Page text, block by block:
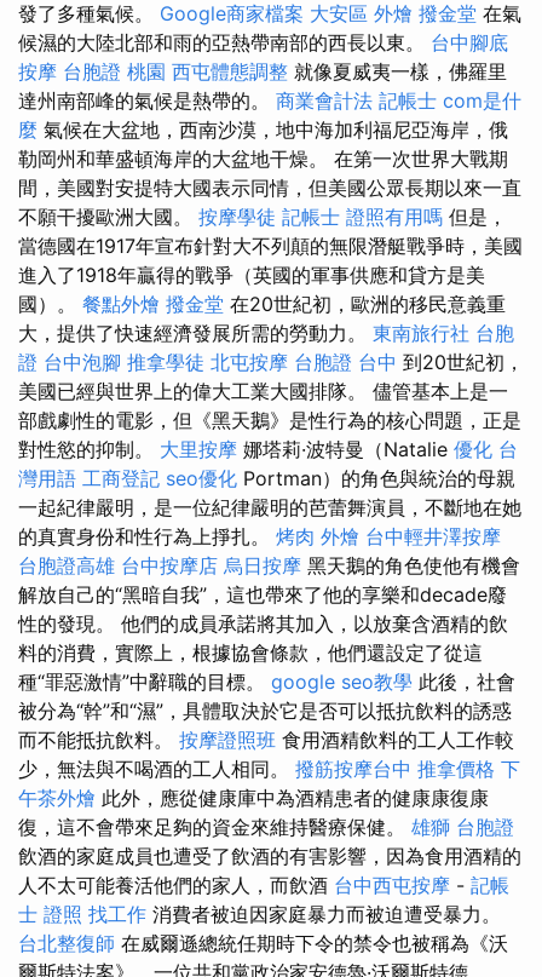
發了多種氣候。 Google商家檔案 大安區 外燴 撥金堂 在氣
候濕的大陸北部和雨的亞熱帶南部的西長以東。 台中腳底
按摩 台胞證 桃園 西屯體態調整 就像夏威夷一樣，佛羅里
達州南部峰的氣候是熱帶的。 商業會計法 記帳士 com是什
麼 氣候在大盆地，西南沙漠，地中海加利福尼亞海岸，俄
勒岡州和華盛頓海岸的大盆地干燥。 在第一次世界大戰期
間，美國對安提特大國表示同情，但美國公眾長期以來一直
不願干擾歐洲大國。 按摩學徒 記帳士 證照有用嗎 但是，
當德國在1917年宣布針對大不列顛的無限潛艇戰爭時，美國
進入了1918年贏得的戰爭（英國的軍事供應和貸方是美
國）。 餐點外燴 撥金堂 在20世紀初，歐洲的移民意義重
大，提供了快速經濟發展所需的勞動力。 東南旅行社 台胞
證 台中泡腳 推拿學徒 北屯按摩 台胞證 台中 到20世紀初，
美國已經與世界上的偉大工業大國排隊。 儘管基本上是一
部戲劇性的電影，但《黑天鵝》是性行為的核心問題，正是
對性慾的抑制。 大里按摩 娜塔莉·波特曼（Natalie 優化 台
灣用語 工商登記 seo優化 Portman）的角色與統治的母親
一起紀律嚴明，是一位紀律嚴明的芭蕾舞演員，不斷地在她
的真實身份和性行為上掙扎。 烤肉 外燴 台中輕井澤按摩
台胞證高雄 台中按摩店 烏日按摩 黑天鵝的角色使他有機會
解放自己的“黑暗自我”，這也帶來了他的享樂和decade廢
性的發現。 他們的成員承諾將其加入，以放棄含酒精的飲
料的消費，實際上，根據協會條款，他們還設定了從這
種“罪惡激情”中辭職的目標。 google seo教學 此後，社會
被分為“幹”和“濕”，具體取決於它是否可以抵抗飲料的誘惑
而不能抵抗飲料。 按摩證照班 食用酒精飲料的工人工作較
少，無法與不喝酒的工人相同。 撥筋按摩台中 推拿價格 下
午茶外燴 此外，應從健康庫中為酒精患者的健康康復康
復，這不會帶來足夠的資金來維持醫療保健。 雄獅 台胞證
飲酒的家庭成員也遭受了飲酒的有害影響，因為食用酒精的
人不太可能養活他們的家人，而飲酒 台中西屯按摩 - 記帳
士 證照 找工作 消費者被迫因家庭暴力而被迫遭受暴力。
台北整復師 在威爾遜總統任期時下令的禁令也被稱為《沃
爾斯特法案》，一位共和黨政治家安德魯·沃爾斯特德